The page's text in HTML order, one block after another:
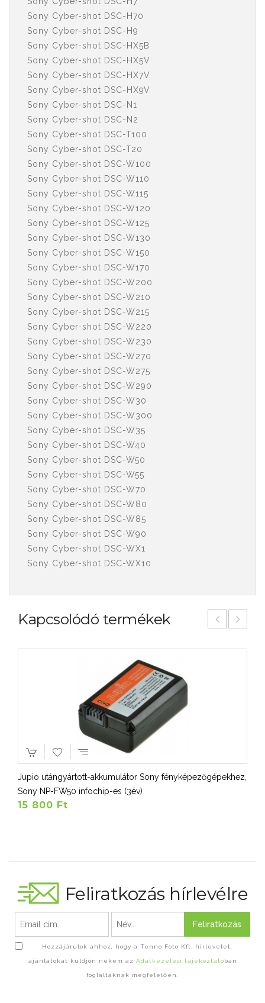
Sony Cyber-shot DSC-H70
Sony Cyber-shot DSC-H9
Sony Cyber-shot DSC-HX5B
Sony Cyber-shot DSC-HX5V
Sony Cyber-shot DSC-HX7V
Sony Cyber-shot DSC-HX9V
Sony Cyber-shot DSC-N1
Sony Cyber-shot DSC-N2
Sony Cyber-shot DSC-T100
Sony Cyber-shot DSC-T20
Sony Cyber-shot DSC-W100
Sony Cyber-shot DSC-W110
Sony Cyber-shot DSC-W115
Sony Cyber-shot DSC-W120
Sony Cyber-shot DSC-W125
Sony Cyber-shot DSC-W130
Sony Cyber-shot DSC-W150
Sony Cyber-shot DSC-W170
Sony Cyber-shot DSC-W200
Sony Cyber-shot DSC-W210
Sony Cyber-shot DSC-W215
Sony Cyber-shot DSC-W220
Sony Cyber-shot DSC-W230
Sony Cyber-shot DSC-W270
Sony Cyber-shot DSC-W275
Sony Cyber-shot DSC-W290
Sony Cyber-shot DSC-W30
Sony Cyber-shot DSC-W300
Sony Cyber-shot DSC-W35
Sony Cyber-shot DSC-W40
Sony Cyber-shot DSC-W50
Sony Cyber-shot DSC-W55
Sony Cyber-shot DSC-W70
Sony Cyber-shot DSC-W80
Sony Cyber-shot DSC-W85
Sony Cyber-shot DSC-W90
Sony Cyber-shot DSC-WX1
Sony Cyber-shot DSC-WX10
Kapcsolódó termékek
Jupio utángyártott-akkumulátor Sony fényképezőgépekhez,
Sony NP-FW50 infochip-es (3év)
15 800 Ft
Feliratkozás hírlevélre
Feliratkozás
Hozzájárulok ahhoz, hogy a Tenno Foto Kft. hírlevelet,
ajánlatokat küldjön nekem az Adatkezelési tájékoztatóban
foglaltaknak megfelelően.